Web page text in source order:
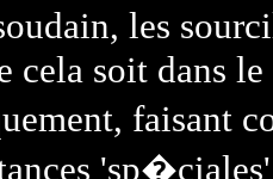
les
cela soit dans
faisant